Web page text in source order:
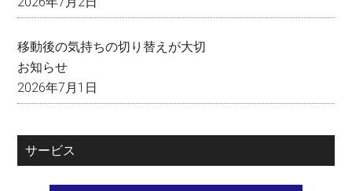
移動後の気持ちの切り替えが大切
お知らせ
2026年7月1日
サービス